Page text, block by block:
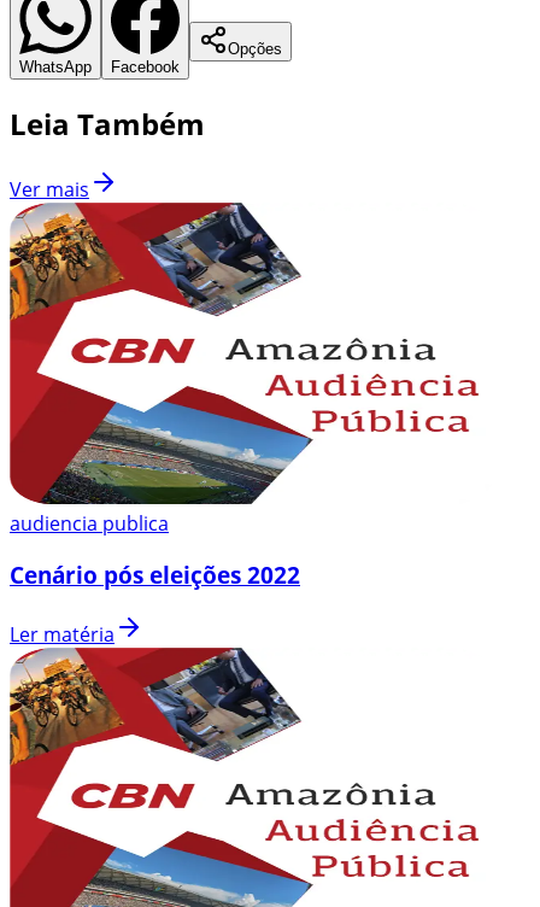
WhatsApp Facebook
Opções
Leia Também
Ver mais
audiencia publica
Cenário pós eleições 2022
Ler matéria